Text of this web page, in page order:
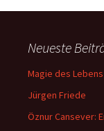
Neueste
Magie des Lebens
Jürgen Friede
Öznur Cansever: